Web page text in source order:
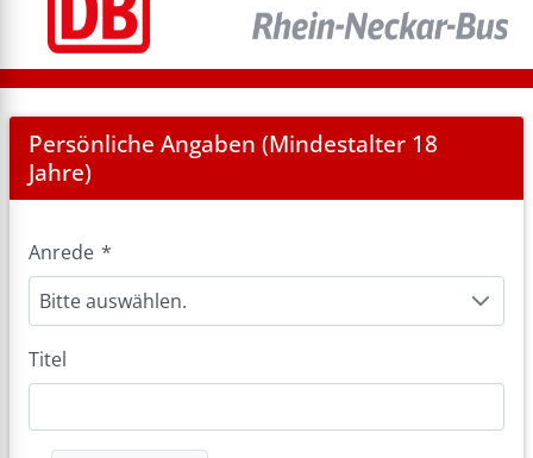
Registration
Persönliche Angaben (Mindestalter 18
Jahre)
Anrede *
Bitte auswählen.
Titel